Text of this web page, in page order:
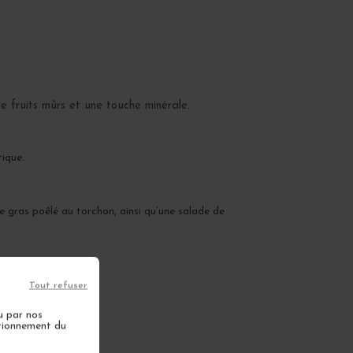
par nos
du
Tout refuser
fruits mûrs et une touche minérale.
poêlé au torchon, ainsi qu’une salade de